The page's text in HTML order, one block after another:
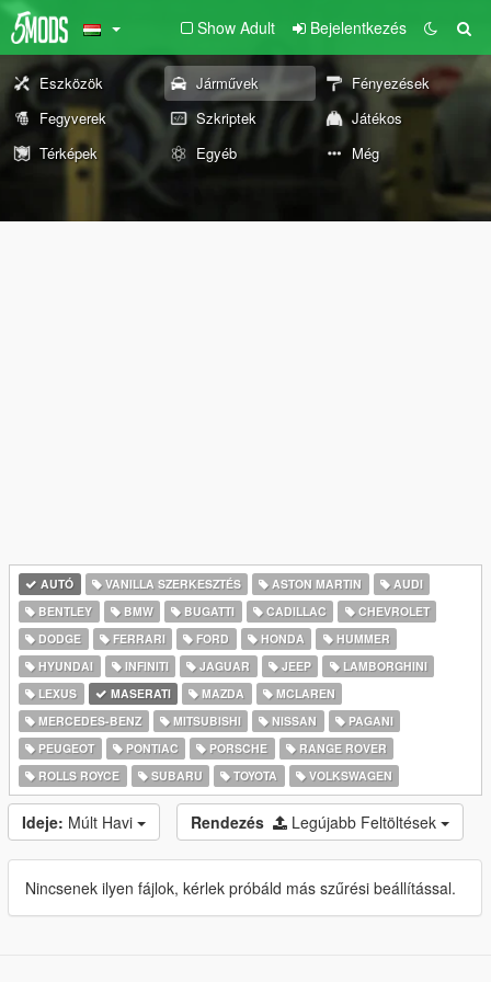
Show Adult Bejelentkezés
Eszközök Járművek
Fényezések
Fegyverek
Szkriptek
Játékos
Térképek
Egyéb Még
AUTÓ VANILLA SZERKESZTÉS ASTON MARTIN
AUDI
BENTLEY
BMW BUGATTI CADILLAC
CHEVROLET
DODGE
FERRARI FORD HONDA
HUMMER
HYUNDAI
INFINITI JAGUAR JEEP
LAMBORGHINI
LEXUS
MASERATI MAZDA
MCLAREN
MERCEDES-BENZ
MITSUBISHI NISSAN
PAGANI
PEUGEOT
PONTIAC PORSCHE
RANGE ROVER
ROLLS ROYCE
SUBARU TOYOTA VOLKSWAGEN
Ideje: Múlt Havi Rendezés Legújabb Feltöltések
Nincsenek ilyen fájlok, kérlek próbáld más szűrési beállítással.